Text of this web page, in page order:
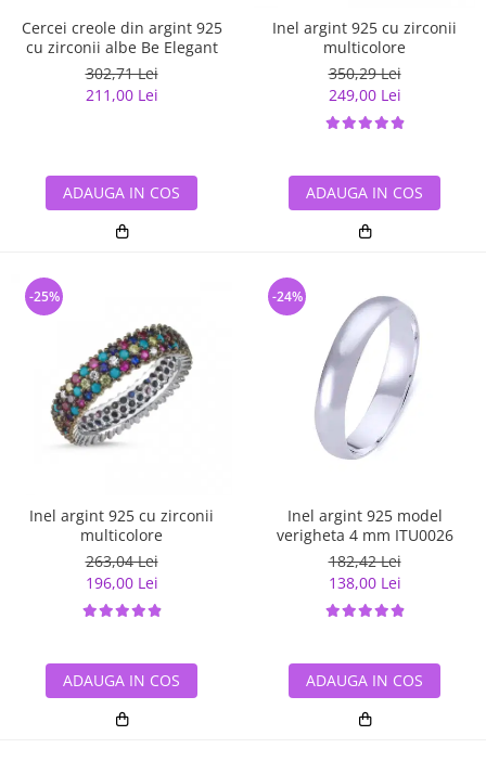
Cercei creole din argint 925
cu zirconii albe Be Elegant
302,71 Lei
211,00 Lei
ADAUGA IN COS
Inel argint 925 cu zirconii
multicolore
350,29 Lei
249,00 Lei
ADAUGA IN COS
Inel argint 925 cu zirconii
multicolore
263,04 Lei
196,00 Lei
-25%
ADAUGA IN COS
Inel argint 925 model
verigheta 4 mm ITU0026
182,42 Lei
138,00 Lei
-24%
ADAUGA IN COS